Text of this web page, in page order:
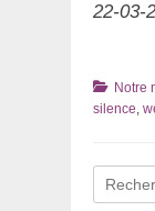
22-03-
Notre
silence,
pour